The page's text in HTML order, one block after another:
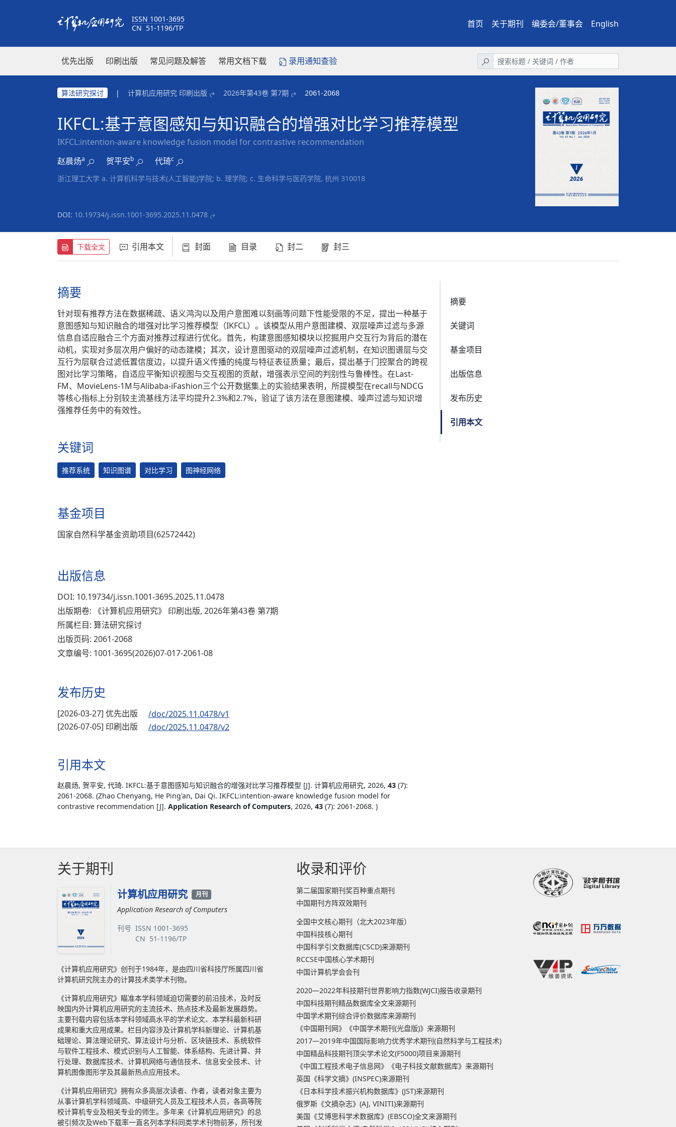
ISSN 1001-3695
CN 51-1196/TP
首页 关于期刊 编委会/董事会 English
优先出版 印刷出版 常见问题及解答 常用文档下载 录用通知查验
算法研究探讨 | 计算机应用研究 印刷出版 2026年第43卷 第7期 2061-2068
IKFCL:基于意图感知与知识融合的增强对比学习推荐模型
IKFCL:intention-aware knowledge fusion model for contrastive recommendation
赵晨炀a 贺平安b 代琦c
浙江理工大学 a. 计算机科学与技术(人工智能)学院; b. 理学院; c. 生命科学与医药学院, 杭州 310018
DOI: 10.19734/j.issn.1001-3695.2025.11.0478
下载全文 引用本文 封面 目录 封二 封三
摘要
针对现有推荐方法在数据稀疏、语义鸿沟以及用户意图难以刻画等问题下性能受限的不足，提出一种基于
意图感知与知识融合的增强对比学习推荐模型（IKFCL）。该模型从用户意图建模、双层噪声过滤与多源
信息自适应融合三个方面对推荐过程进行优化。首先，构建意图感知模块以挖掘用户交互行为背后的潜在
动机，实现对多层次用户偏好的动态建模；其次，设计意图驱动的双层噪声过滤机制，在知识图谱层与交
互行为层联合过滤低置信度边，以提升语义传播的纯度与特征表征质量；最后，提出基于门控聚合的跨视
图对比学习策略，自适应平衡知识视图与交互视图的贡献，增强表示空间的判别性与鲁棒性。在Last-
FM、MovieLens-1M与Alibaba-iFashion三个公开数据集上的实验结果表明，所提模型在recall与NDCG
等核心指标上分别较主流基线方法平均提升2.3%和2.7%，验证了该方法在意图建模、噪声过滤与知识增
强推荐任务中的有效性。
关键词
推荐系统 知识图谱 对比学习 图神经网络
基金项目
国家自然科学基金资助项目(62572442)
出版信息
DOI: 10.19734/j.issn.1001-3695.2025.11.0478
出版期卷: 《计算机应用研究》 印刷出版, 2026年第43卷 第7期
所属栏目: 算法研究探讨
出版页码: 2061-2068
文章编号: 1001-3695(2026)07-017-2061-08
发布历史
[2026-03-27] 优先出版
/doc/2025.11.0478/v1
[2026-07-05] 印刷出版
/doc/2025.11.0478/v2
引用本文
赵晨炀, 贺平安, 代琦. IKFCL:基于意图感知与知识融合的增强对比学习推荐模型 [J]. 计算机应用研究, 2026, 43 (7):
2061-2068. (Zhao Chenyang, He Ping'an, Dai Qi. IKFCL:intention-aware knowledge fusion model for
contrastive recommendation [J]. Application Research of Computers, 2026, 43 (7): 2061-2068. )
摘要
关键词
基金项目
出版信息
发布历史
引用本文
关于期刊
计算机应用研究 月刊
Application Research of Computers
刊号 ISSN 1001-3695
CN 51-1196/TP
《计算机应用研究》创刊于1984年，是由四川省科技厅所属四川省
计算机研究院主办的计算技术类学术刊物。
《计算机应用研究》瞄准本学科领域迫切需要的前沿技术，及时反
映国内外计算机应用研究的主流技术、热点技术及最新发展趋势。
主要刊载内容包括本学科领域高水平的学术论文、本学科最新科研
成果和重大应用成果。栏目内容涉及计算机学科新理论、计算机基
础理论、算法理论研究、算法设计与分析、区块链技术、系统软件
与软件工程技术、模式识别与人工智能、体系结构、先进计算、并
行处理、数据库技术、计算机网络与通信技术、信息安全技术、计
算机图像图形学及其最新热点应用技术。
《计算机应用研究》拥有众多高层次读者、作者，读者对象主要为
从事计算机学科领域高、中级研究人员及工程技术人员，各高等院
校计算机专业及相关专业的师生。多年来《计算机应用研究》的总
被引频次及Web下载率一直名列本学科同类学术刊物前茅，所刊发
收录和评价
第二届国家期刊奖百种重点期刊
中国期刊方阵双效期刊
全国中文核心期刊（北大2023年版）
中国科技核心期刊
中国科学引文数据库(CSCD)来源期刊
RCCSE中国核心学术期刊
中国计算机学会会刊
2020—2022年科技期刊世界影响力指数(WJCI)报告收录期刊
中国科技期刊精品数据库全文来源期刊
中国学术期刊综合评价数据库来源期刊
《中国期刊网》《中国学术期刊(光盘版)》来源期刊
2017—2019年中国国际影响力优秀学术期刊(自然科学与工程技术)
中国精品科技期刊顶尖学术论文(F5000)项目来源期刊
《中国工程技术电子信息网》《电子科技文献数据库》来源期刊
英国《科学文摘》(INSPEC)来源期刊
《日本科学技术振兴机构数据库》(JST)来源期刊
俄罗斯《文摘杂志》(AJ, VINITI)来源期刊
美国《艾博思科学术数据库》(EBSCO)全文来源期刊